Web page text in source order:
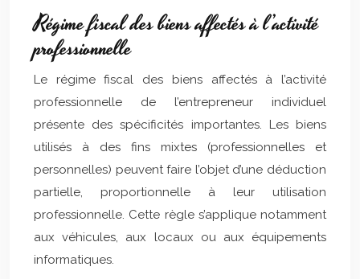
Régime fiscal des biens affectés à l’activité
professionnelle
Le régime fiscal des biens affectés à l’activité
professionnelle de l’entrepreneur individuel
présente des spécificités importantes. Les biens
utilisés à des fins mixtes (professionnelles et
personnelles) peuvent faire l’objet d’une déduction
partielle, proportionnelle à leur utilisation
professionnelle. Cette règle s’applique notamment
aux véhicules, aux locaux ou aux équipements
informatiques.